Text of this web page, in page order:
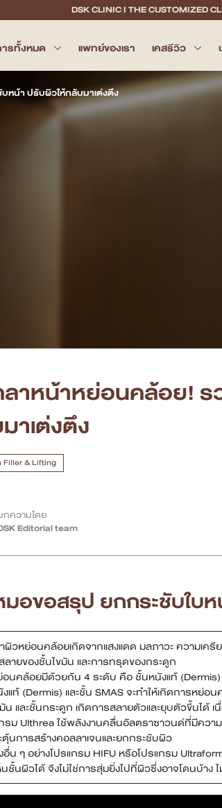
DSK CLINIC I THE CUSTOMIZED
รทั้งหมด แพทย์ของเรา เคสรีวิว
น้า ปรับผิวให้กลับมาเต่งตึง
าหน้าหย่อนคล้อย! ร
าเต่งตึง
Filler & Lifting
ทความโดย
Editorial team
อขอสรุป ยกกระชับใบห
วหย่อนคล้อยเกิดจากแสงแดด มลภาวะ ความเครี
ลายของชั้นไขมัน และการทรุดของกระดูก
นคล้อยมีด้วยกัน 4 ระดับ คือ ชั้นหนังแท้ (Dermis)
แท้ (Dermis) และชั้น SMAS จะทำให้เกิดการหย่อ
น และชั้นกระดูก เกิดการสลายตัวและยุบตัวขึ้นได้
รม Ulthrea ใช้พลังงานคลื่นอัลตราซาวนด์ที่มีคว
ตุ้นการสร้างคอลลาเจนและยกกระชับผิว
อื่น ๆ อย่างโปรแกรม HIFU หรือโปรแกรม
ชั้นผิวได้ จึงไม่ใช่การสุ่มยิ่งไปที่ผิวซึ่งอาจโดนบ้าง